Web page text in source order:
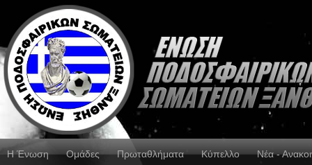
Η Ένωση Ομάδες Πρωταθλήματα Κύπελλο Νέα -